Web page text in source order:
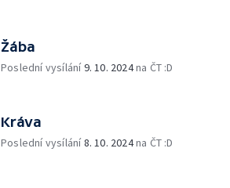
Žába
Poslední vysílání9. 10. 2024na ČT :D
Kráva
Poslední vysílání8. 10. 2024na ČT :D